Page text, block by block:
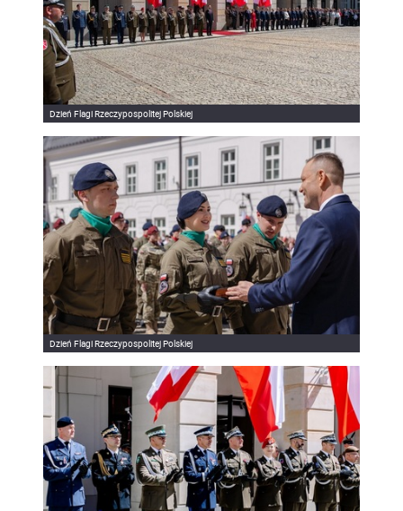
Dzień Flagi Rzeczypospolitej Polskiej
Dzień Flagi Rzeczypospolitej Polskiej